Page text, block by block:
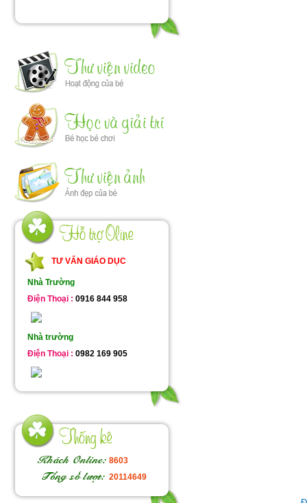
TƯ VẤN GIÁO DỤC
Nhà Trường
Điện Thoại : 0916 844 958
Nhà trường
Điện Thoại : 0982 169 905
8603
20114649